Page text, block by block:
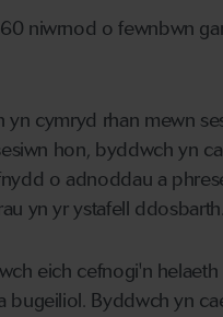
niwrnod o fewnbwn
yn cymryd rhan mewn
hon, byddwch yn
o adnoddau a
yn yr ystafell ddosbarth.
eich cefnogi'n
bugeiliol. Byddwch yn